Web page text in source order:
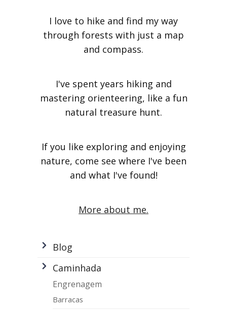
I love to hike and find my way
through forests with just a map
and compass.
I've spent years hiking and
mastering orienteering, like a fun
natural treasure hunt.
If you like exploring and enjoying
nature, come see where I've been
and what I've found!
More about me.
Blog
Caminhada
Engrenagem
Barracas